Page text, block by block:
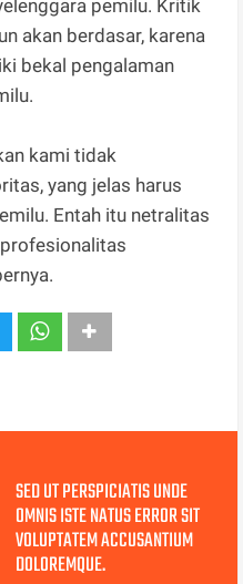
pemilu. Kritik
akan berdasar, karena
bekal pengalaman
kami tidak
yang jelas harus
Entah itu netralitas
SED UT PERSPICIATIS UNDE
OMNIS ISTE NATUS ERROR SIT
VOLUPTATEM ACCUSANTIUM
DOLOREMQUE.